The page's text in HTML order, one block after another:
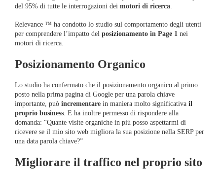
del 95% di tutte le interrogazioni dei motori di ricerca
Relevance ™ ha condotto lo studio sul comportamento degli utenti
per comprendere l’impatto del posizionamento in Page 1 nei
motori di ricerca.
Posizionamento Organico
Lo studio ha confermato che il posizionamento organico al primo
posto nella prima pagina di Google per una parola chiave
importante, può incrementare in maniera molto significativa il
proprio business . E ha inoltre permesso di rispondere alla
domanda: “Quante visite organiche in più posso aspettarmi di
ricevere se il mio sito web migliora la sua posizione nella SERP per
una data parola chiave?”
Migliorare il traffico nel proprio sito